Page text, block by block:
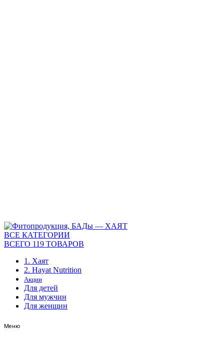
ВСЕ КАТЕГОРИИ
ВСЕГО 119 ТОВАРОВ
1. Хаят
2. Hayat Nutrition
Акции
Для детей
Для мужчин
Для женщин
Меню